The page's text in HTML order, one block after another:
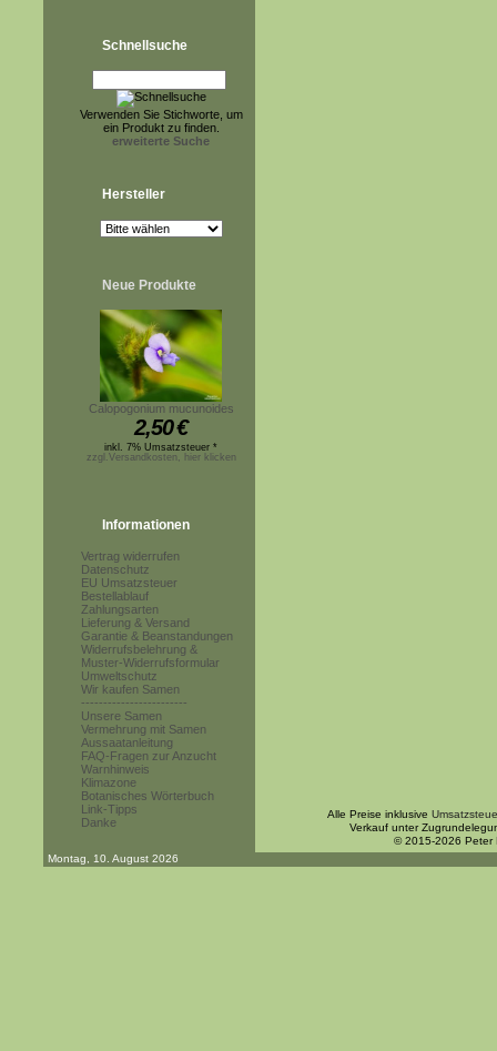
Schnellsuche
Verwenden Sie Stichworte, um
ein Produkt zu finden.
erweiterte Suche
Hersteller
Neue Produkte
Calopogonium mucunoides
2,50€
inkl. 7% Umsatzsteuer *
zzgl.Versandkosten, hier klicken
Informationen
Vertrag widerrufen
Datenschutz
EU Umsatzsteuer
Bestellablauf
Zahlungsarten
Lieferung & Versand
Garantie & Beanstandungen
Widerrufsbelehrung &
Muster-Widerrufsformular
Umweltschutz
Wir kaufen Samen
------------------------
Unsere Samen
Vermehrung mit Samen
Aussaatanleitung
FAQ-Fragen zur Anzucht
Warnhinweis
Klimazone
Botanisches Wörterbuch
Link-Tipps
Danke
Alle Preise inklusive
Verkauf unter
© 2015-2026 Peter
Montag, 10. August 2026